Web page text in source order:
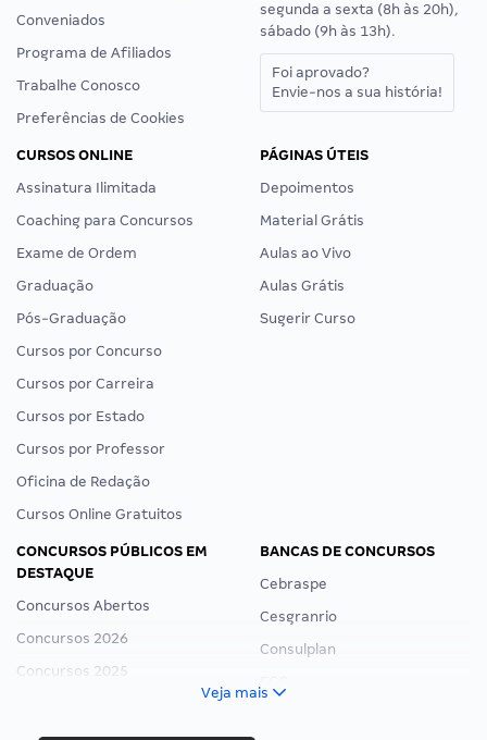
Conveniados
Programa de Afiliados
Trabalhe Conosco
Preferências de Cookies
segunda a sexta (8h às 20h),
sábado (9h às 13h).
Foi aprovado?
Envie-nos a sua história!
CURSOS ONLINE
Assinatura Ilimitada
Coaching para Concursos
Exame de Ordem
Graduação
Pós-Graduação
Cursos por Concurso
Cursos por Carreira
Cursos por Estado
Cursos por Professor
Oficina de Redação
Cursos Online Gratuitos
PÁGINAS ÚTEIS
Depoimentos
Material Grátis
Aulas ao Vivo
Aulas Grátis
Sugerir Curso
CONCURSOS PÚBLICOS EM
DESTAQUE
Concursos Abertos
Concursos 2026
Concursos 2025
Concurso Ibama
BANCAS DE CONCURSOS
Cebraspe
Cesgranrio
Consulplan
Veja mais